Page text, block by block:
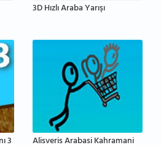
3D Hızlı Araba Yarışı
3 Alisveris Arabasi Kahramani